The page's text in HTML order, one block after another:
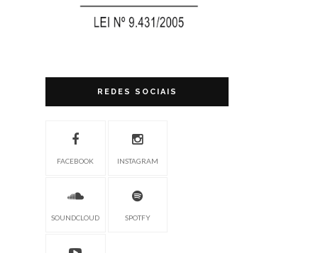
REDES SOCIAIS
FACEBOOK INSTAGRAM
SOUNDCLOUD SPOTFY